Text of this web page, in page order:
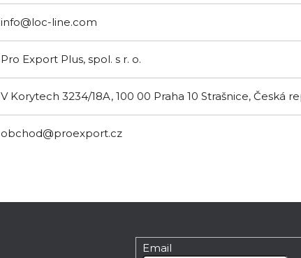
info@loc-line.com
Pro Export Plus, spol. s r. o.
V Korytech 3234/18A, 100 00 Praha 10 Strašnice, Česká
obchod@proexport.cz
Email